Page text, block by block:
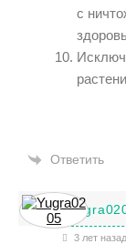
с
Ответить
3 лет назад